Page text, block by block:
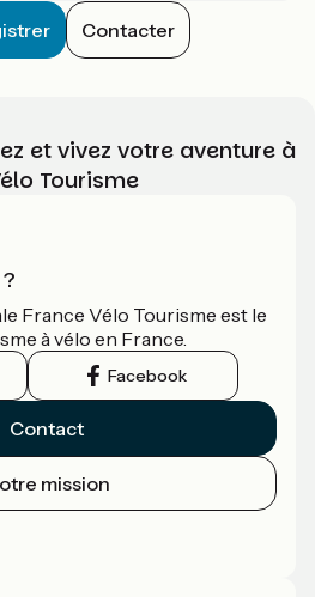
Contacter
et vivez votre aventure à
Tourisme
France Vélo Tourisme est le
à vélo en France.
Facebook
Contact
mission